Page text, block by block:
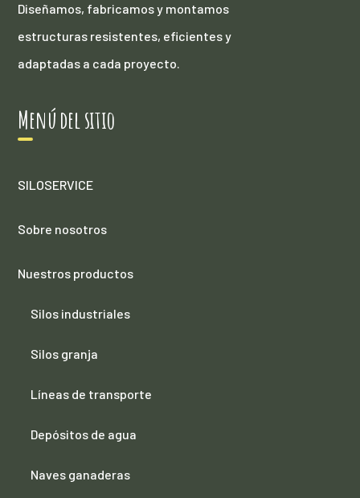
Diseñamos, fabricamos y montamos
estructuras resistentes, eficientes y
adaptadas a cada proyecto.
Menú del sitio
SILOSERVICE
Sobre nosotros
Nuestros productos
Silos industriales
Silos granja
Líneas de transporte
Depósitos de agua
Naves ganaderas